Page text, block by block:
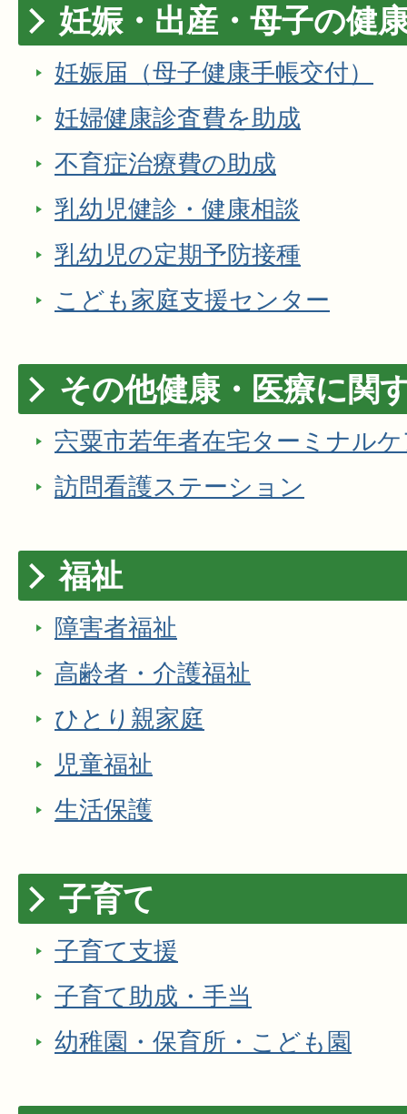
妊娠・出産・母子の健
妊娠届（母子健康手帳交付）
妊婦健康診査費を助成
不育症治療費の助成
乳幼児健診・健康相談
乳幼児の定期予防接種
こども家庭支援センター
その他健康・医療に関
宍粟市若年者在宅ターミナル
訪問看護ステーション
福祉
障害者福祉
高齢者・介護福祉
ひとり親家庭
児童福祉
生活保護
子育て
子育て支援
子育て助成・手当
幼稚園・保育所・こども園